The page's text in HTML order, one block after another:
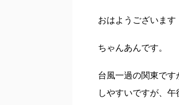
おはようございます
ちゃんあんです。
台風一過の関東で
しやすいですが、午